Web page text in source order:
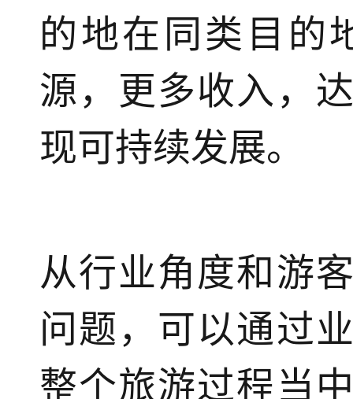
的地在同类目的
源，更多收入，
现可持续发展。
从行业角度和游
问题，可以通过
整个旅游过程当